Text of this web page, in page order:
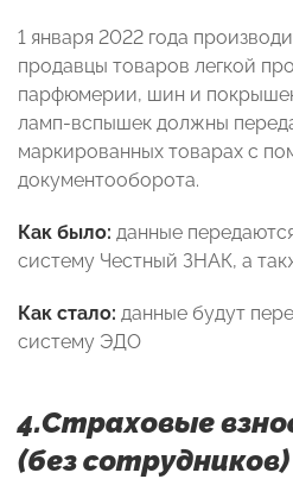
1 января 2022 года
продавцы товаров легкой
парфюмерии, шин и
ламп-вспышек должны
маркированных товарах с
документооборота.
Как было: данные
систему Честный ЗНАК, а
Как стало: данные будут
систему ЭДО
4.Страховые
(без сотрудников)